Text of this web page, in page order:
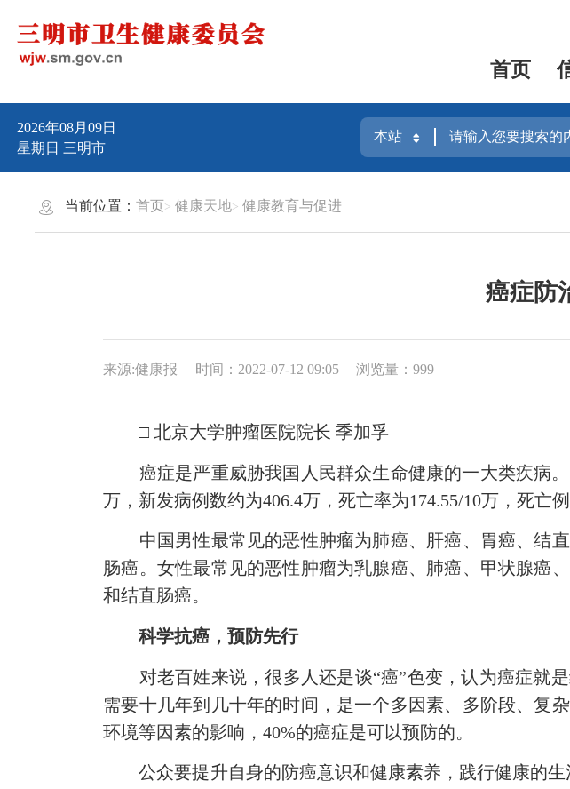
首页
2026年08月09日
星期日 三明市
当前位置：首页 健康天地 健康教育与促进
癌症防
来源:健康报 时间：2022-07-12 09:05 浏览量：999
□ 北京大学肿瘤医院院长 季加孚
癌症是严重威胁我国人民群众生命健康的一大类疾病。
万，新发病例数约为406.4万，死亡率为174.55/10万，死亡
中国男性最常见的恶性肿瘤为肺癌、肝癌、胃癌、结直
肠癌。女性最常见的恶性肿瘤为乳腺癌、肺癌、甲状腺癌
和结直肠癌。
科学抗癌，预防先行
对老百姓来说，很多人还是谈“癌”色变，认为癌症就是
需要十几年到几十年的时间，是一个多因素、多阶段、复
环境等因素的影响，40%的癌症是可以预防的。
公众要提升自身的防癌意识和健康素养，践行健康的生